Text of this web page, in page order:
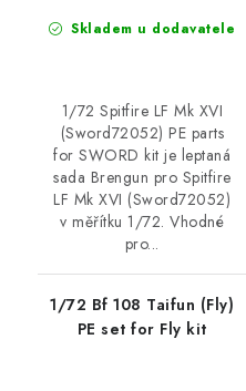
Skladem u dodavatele
1/72 Spitfire LF Mk XVI
(Sword72052) PE parts
for SWORD kit je leptaná
sada Brengun pro Spitfire
LF Mk XVI (Sword72052)
v měřítku 1/72. Vhodné
pro...
1/72 Bf 108 Taifun (Fly)
PE set for Fly kit